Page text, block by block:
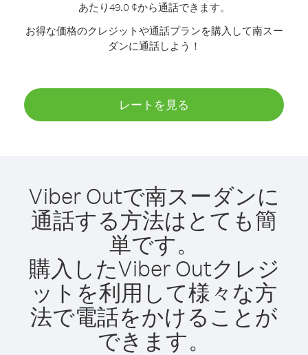
あたり49.0 ¢から通話できます。
お得な価格のクレジットや通話プランを購入して南スー
ダンに通話しよう！
レートを見る
Viber Outで南スーダンに
通話する方法はとても簡
単です。
購入したViber Outクレジ
ットを利用して様々な方
法で電話をかけることが
できます。